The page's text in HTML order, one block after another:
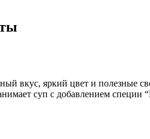
яркий цвет и полезные
суп с добавлением специи